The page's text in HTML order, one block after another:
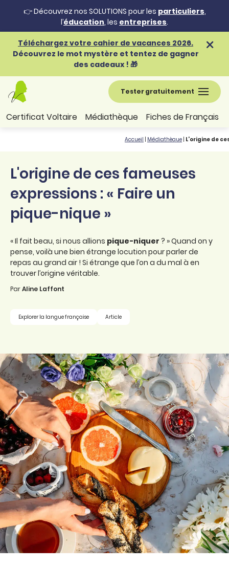
👉 Découvrez nos SOLUTIONS pour les particuliers,
l’éducation, les entreprises.
Téléchargez votre cahier de vacances 2026.
Découvrez le mot mystère et tentez de gagner
des cadeaux ! 🎁
Tester gratuitement
Certificat Voltaire Médiathèque Fiches de Français
Accueil Médiathèque L’origine de
L'origine de ces fameuses
expressions : « Faire un
pique-nique »
« Il fait beau, si nous allions pique-niquer ? » Quand on y
pense, voilà une bien étrange locution pour parler de
repas au grand air ! Si étrange que l’on a du mal à en
trouver l’origine véritable.
ParAline Laffont
Explorer la langue française Article